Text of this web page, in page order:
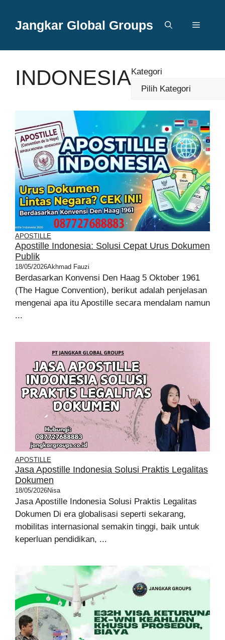
Jangkar Global Groups Menu
INDONESIAKategori
APOSTILLE
Apostille Indonesia: Solusi Cepat Urus Dokumen
Publik
18/05/2026Akhmad Fauzi
Berdasarkan Konvensi Den Haag 5 Oktober 1961
(The Hague Convention), berikut adalah penjelasan
mengenai apa itu Apostille secara mendalam namun
...
APOSTILLE
Jasa Apostille Indonesia Solusi Praktis Legalitas
Dokumen
18/05/2026Nisa
Jasa Apostille Indonesia Solusi Praktis Legalitas
Dokumen Di era globalisasi seperti sekarang,
mobilitas internasional semakin tinggi, baik untuk
keperluan pendidikan, ...